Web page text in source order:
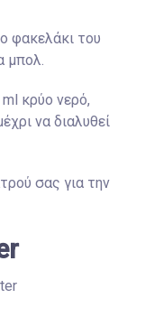
φακελάκι του
μπολ.
κρύο νερό,
να διαλυθεί
σας για την